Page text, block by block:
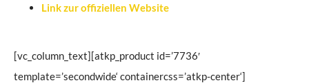
Link zur offiziellen Website
[vc_column_text][atkp_product id=’7736′
template=’secondwide‘ containercss=’atkp-center‘]